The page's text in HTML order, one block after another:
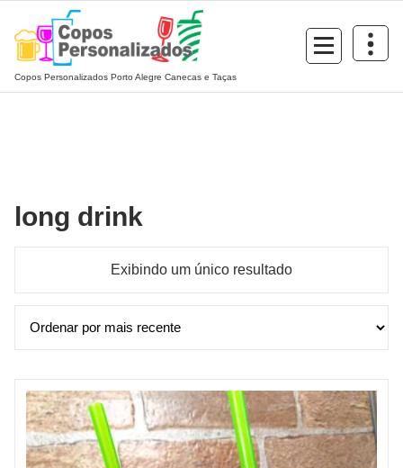
para
conteúdo
Copos Personalizados Porto Alegre Canecas e Taças
long drink
Exibindo um único resultado